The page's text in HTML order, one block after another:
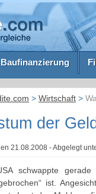
Baufinanzierung
> Wirtschaft >
der
21.08.2008 - Abgelegt
schwappte
ist.